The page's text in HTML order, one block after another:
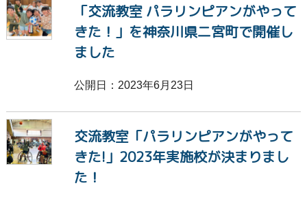
「交流教室 パラリンピアンがやって
きた！」を神奈川県二宮町で開催し
ました
公開日：2023年6月23日
交流教室「パラリンピアンがやって
きた!」2023年実施校が決まりまし
た！